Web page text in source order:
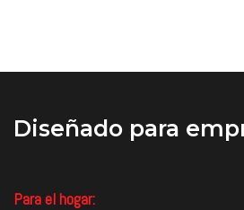
Diseñado para
Para el hogar: